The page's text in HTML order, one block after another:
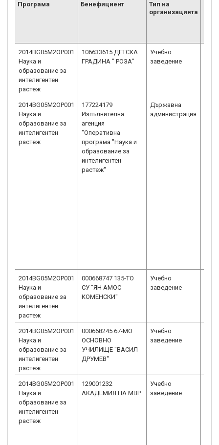
Програма Бенефициент
Тип на
организацията
2014BG05M2OP001
Наука и
образование за
интелигентен
растеж
106633615 ДЕТСКА
ГРАДИНА " РОЗА"
Учебно
заведение
2014BG05M2OP001
Наука и
образование за
интелигентен
растеж
177224179
Изпълнителна
агенция
"Оперативна
програма "Наука и
образование за
интелигентен
растеж"
Държавна
администрация
2014BG05M2OP001
Наука и
образование за
интелигентен
растеж
000668747 135-ТО
СУ "ЯН АМОС
КОМЕНСКИ"
Учебно
заведение
2014BG05M2OP001
Наука и
образование за
интелигентен
растеж
000668245 67-МО
ОСНОВНО
УЧИЛИЩЕ "ВАСИЛ
ДРУМЕВ"
Учебно
заведение
2014BG05M2OP001
Наука и
образование за
интелигентен
растеж
129001232
АКАДЕМИЯ НА МВР
Учебно
заведение